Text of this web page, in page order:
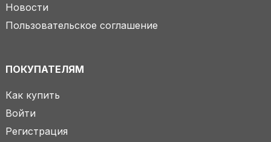
Новости
Пользовательское соглашение
ПОКУПАТЕЛЯМ
Как купить
Войти
Регистрация